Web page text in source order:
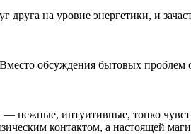
друга на уровне энергетики, и
обсуждения бытовых проблем
нежные, интуитивные, тонко
контактом, а настоящей